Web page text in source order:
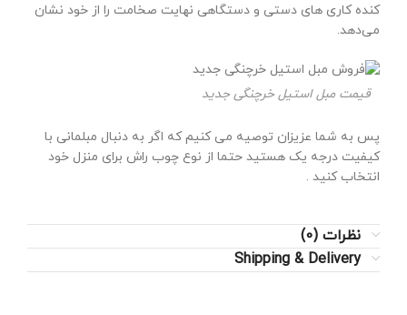
کنده کاری های دستی و دستگاهی نهایت صخامت را از خود نشان
می‌دهد.
قیمت مبل استیل خرچنگی جدید
پس به شما عزیزان توصیه می کنیم که اگر به دنبال مبلمانی با
کیفیت درجه یک هستید حتما از نوع چوب راش برای منزل خود
انتخاب کنید .
نظرات (0)
Shipping & Delivery